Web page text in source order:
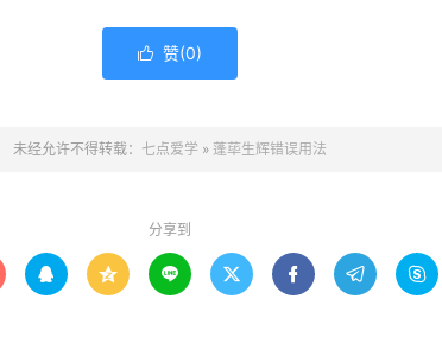
 赞(0)
未经允许不得转载： 七点爱学 » 蓬荜生辉错误用法
分享到
      